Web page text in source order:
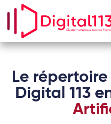
Se rendre au contenu
Le
Digital 113